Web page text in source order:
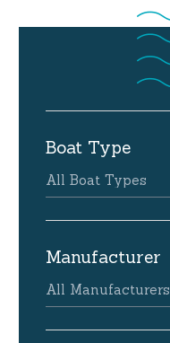
Boat Type
All Boat Types
Manufacturer
All Manufacturers